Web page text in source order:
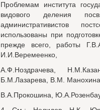
Проблемам института
видового деления
административистов
использованы при
прежде всего, работы
И.И.Веремеенко,
A.Ф.Ноздрачева,
Б.М.Лазарева, В.М.
B.А.Прокошина,